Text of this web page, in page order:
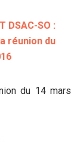
DSAC-SO :
réunion du
du 14 mars